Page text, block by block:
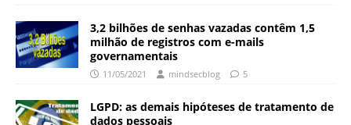
3,2 bilhões de senhas vazadas contêm 1,5
milhão de registros com e-mails
governamentais
11/05/2021 mindsecblog 5
LGPD: as demais hipóteses de tratamento de
dados pessoais